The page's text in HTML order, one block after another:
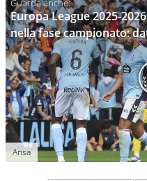
Europa League 2025-
nella fase campionato:
Ansa